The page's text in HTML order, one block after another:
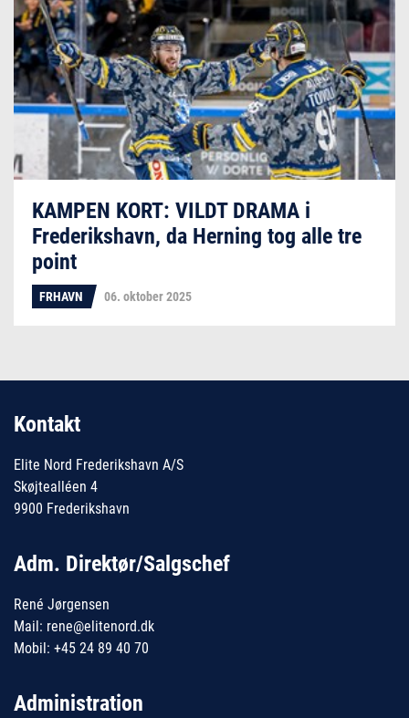
KAMPEN KORT: VILDT DRAMA i
Frederikshavn, da Herning tog alle tre
point
FRHAVN 06. oktober 2025
Kontakt
Elite Nord Frederikshavn A/S
Skøjtealléen 4
9900 Frederikshavn
Adm. Direktør/Salgschef
René Jørgensen
Mail: rene@elitenord.dk
Mobil: +45 24 89 40 70
Administration